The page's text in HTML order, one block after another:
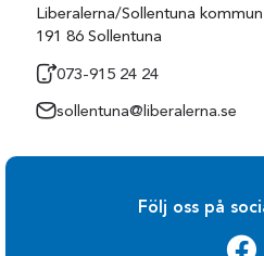
Liberalerna/Sollentuna kommun
191 86 Sollentuna
073-915 24 24
sollentuna@liberalerna.se
Följ oss på